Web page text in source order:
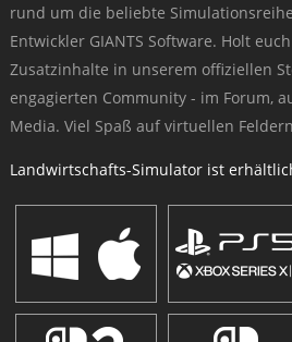
rund um die beliebte
Entwickler GIANTS Software. Holt
Zusatzinhalte in unserem offiziellen
engagierten Community - im Forum,
Media. Viel Spaß auf virtuellen
Landwirtschafts-Simulator ist